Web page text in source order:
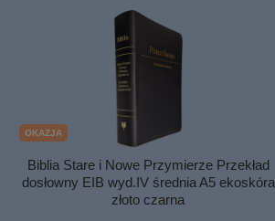
OKAZJA
Biblia Stare i Nowe Przymierze Przekład
dosłowny EIB wyd.IV średnia A5 ekoskóra
złoto czarna